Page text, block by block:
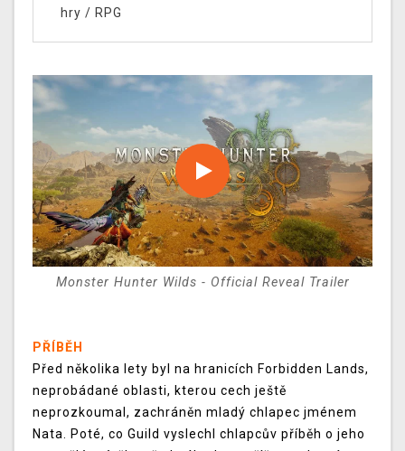
hry / RPG
Monster Hunter Wilds - Official Reveal Trailer
PŘÍBĚH
Před několika lety byl na hranicích Forbidden Lands,
neprobádané oblasti, kterou cech ještě
neprozkoumal, zachráněn mladý chlapec jménem
Nata. Poté, co Guild vyslechl chlapcův příběh o jeho